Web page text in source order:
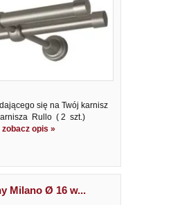
się na Twój karnisz
Rullo ( 2 szt.)
zobacz opis »
Milano Ø 16 w...